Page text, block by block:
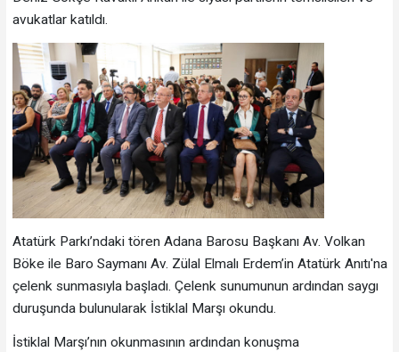
avukatlar katıldı.
Atatürk Parkı’ndaki tören Adana Barosu Başkanı Av. Volkan
Böke ile Baro Saymanı Av. Zülal Elmalı Erdem’in Atatürk Anıtı'na
çelenk sunmasıyla başladı. Çelenk sunumunun ardından saygı
duruşunda bulunularak İstiklal Marşı okundu.
İstiklal Marşı’nın okunmasının ardından konuşma